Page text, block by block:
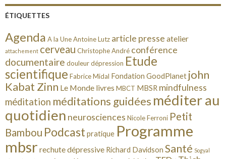
ÉTIQUETTES
Agenda A la UneAntoine Lutz article presse atelier
attachement cerveau Christophe André conférence
documentaire douleurdépression Etude
scientifique Fabrice Midal Fondation GoodPlanet john
Kabat Zinn Le Monde livres MBCT MBSR mindfulness
méditation méditations guidées méditer au
quotidien neurosciences Nicole Ferroni Petit
Bambou Podcast pratique Programme
mbsr rechute dépressive Richard Davidson Santé Sogyal